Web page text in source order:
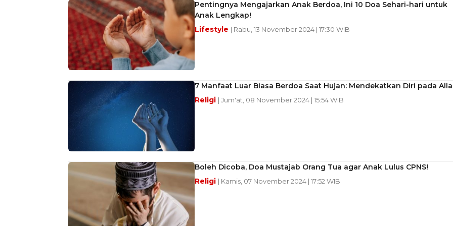
Pentingnya Mengajarkan Anak Berdoa, Ini 10 Doa Sehari-hari untuk
Anak Lengkap!
Lifestyle | Rabu, 13 November 2024 | 17:30 WIB
7 Manfaat Luar Biasa Berdoa Saat Hujan: Mendekatkan Diri pada
Religi | Jum'at, 08 November 2024 | 15:54 WIB
Boleh Dicoba, Doa Mustajab Orang Tua agar Anak Lulus CPNS!
Religi | Kamis, 07 November 2024 | 17:52 WIB